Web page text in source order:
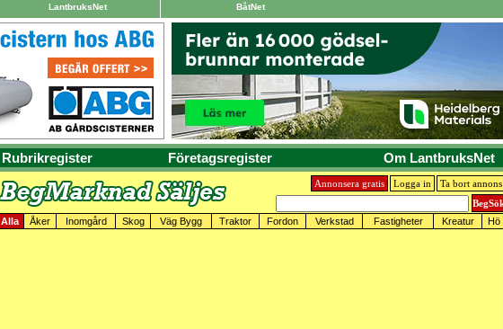
LantbruksNet BåtNet
Rubrikregister Företagsregister Om LantbruksNet
Annonsera gratis Logga in Ta bort annons
Alla Åker Inomgård Skog Väg Bygg Traktor Fordon Verkstad Fastigheter Kreatur Hö